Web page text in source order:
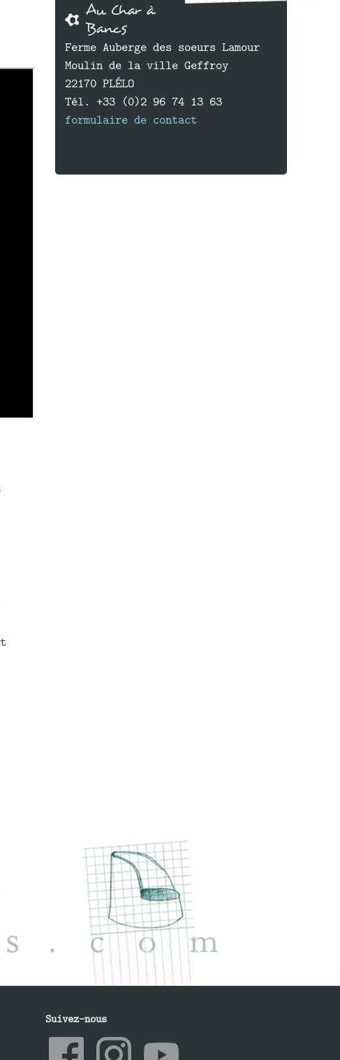
Au Char à
Bancs
Ferme Auberge des soeurs Lamour
Moulin de la ville Geffroy
22170 PLÉLO
Tél. +33 (0)2 96 74 13 63
formulaire de contact
Suivez-nous